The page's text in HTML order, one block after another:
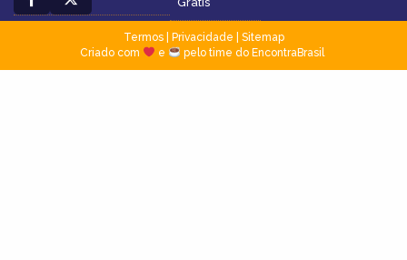
Termos| Privacidade
Sitemap
Criado com
e pelo time do EncontraBrasil